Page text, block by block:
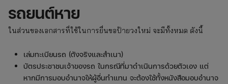
รถยนต์หาย
ในส่วนของเอกสารที่ใช้ในการยื่นขอป้ายวงใหม่ จะมีทั้งหมด ดังนี้
เล่มทะเบียนรถ (ตังจริงและสำเนา)
บัตรประชาชนเจ้าของรถ ในกรณีที่มาดำเนินการด้วยตัวเอง แต่
หากมีการมอบอำนาจให้ผู้อื่นทำแทน จะต้องใช้ทั้งหนังสือมอบอำนาจ